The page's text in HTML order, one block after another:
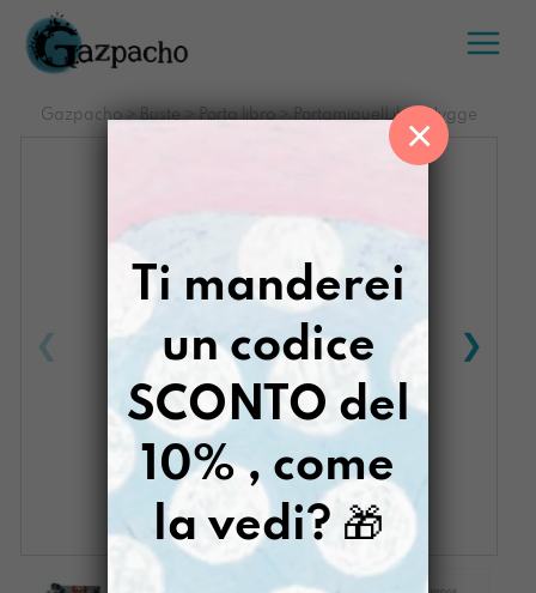
Salta
contenuto
Gazpacho > Buste > Porta libro > PortamiquelLibro Hygge
Ti manderei
un codice
SCONTO del
10% , come
la vedi? 🎁
×